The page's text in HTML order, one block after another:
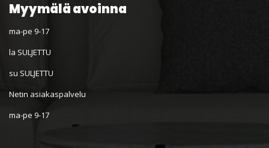
Myymälä avoinna
ma-pe 9-17
la SULJETTU
su SULJETTU
Netin asiakaspalvelu
ma-pe 9-17